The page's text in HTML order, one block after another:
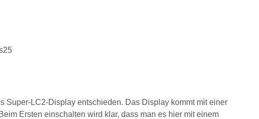
Super-LC2-Display entschieden. Das Display kommt mit einer
Ersten einschalten wird klar, dass man es hier mit einem